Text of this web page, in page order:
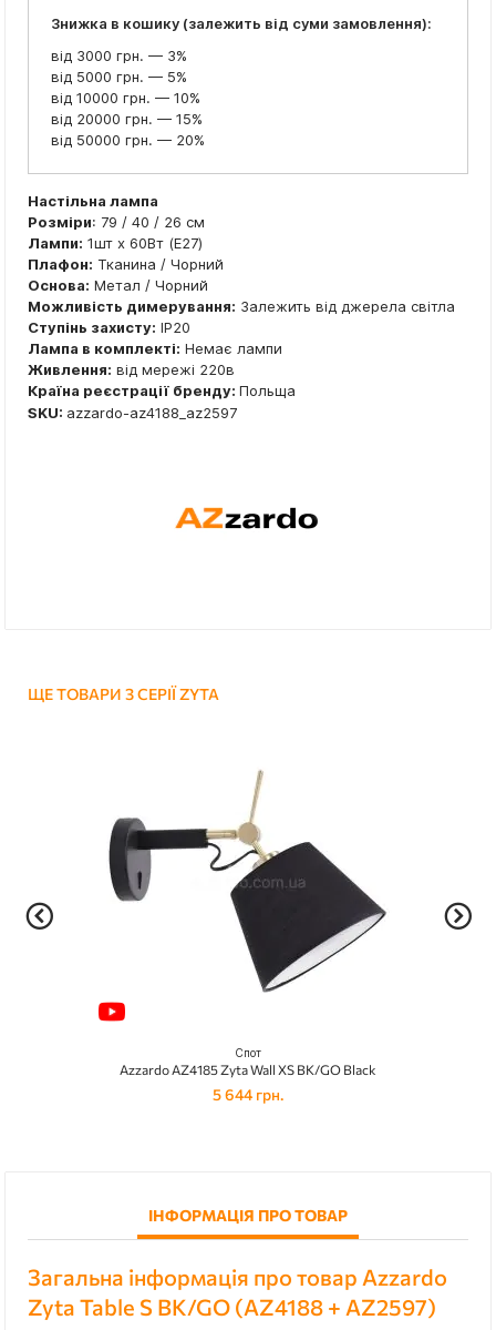
Знижка в кошику (залежить від суми замовлення):
від 3000 грн. — 3%
від 5000 грн. — 5%
від 10000 грн. — 10%
від 20000 грн. — 15%
від 50000 грн. — 20%
Настільна лампа
Розміри: 79 / 40 / 26 см
Лампи: 1шт x 60Вт (E27)
Плафон: Тканина / Чорний
Основа: Метал / Чорний
Можливість димерування: Залежить від джерела світла
Ступінь захисту: IP20
Лампа в комплекті: Немає лампи
Живлення: від мережі 220в
Країна реєстрації бренду: Польща
SKU: azzardo-az4188_az2597
ЩЕ ТОВАРИ З СЕРІЇ ZYTA
Спот
Azzardo AZ4185 Zyta Wall XS BK/GO Black
5 644 грн.
ІНФОРМАЦІЯ ПРО ТОВАР
Загальна інформація про товар Azzardo
Zyta Table S BK/GO (AZ4188 + AZ2597)